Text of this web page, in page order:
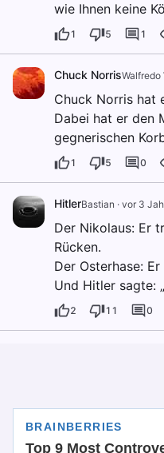
wie Ihnen keine
1 5 1
Chuck NorrisWalfredo
Chuck Norris hat
Dabei hat er den
gegnerischen
1 5 0
HitlerBastian · vor 3
Der Nikolaus: Er
Rücken.
Der Osterhase:
Und Hitler sagte:
2 11 0